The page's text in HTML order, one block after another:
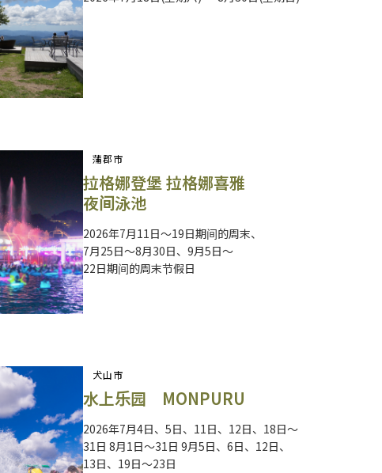
蒲郡市
拉格娜登堡 拉格娜喜雅
夜间泳池
2026年7月11日～19日期间的周末、
7月25日～8月30日、9月5日～
22日期间的周末节假日
犬山市
水上乐园 MONPURU
2026年7月4日、5日、11日、12日、18日～
31日 8月1日～31日 9月5日、6日、12日、
13日、19日～23日